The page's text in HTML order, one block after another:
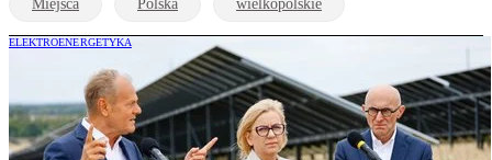
Miejsca Polska wielkopolskie
ELEKTROENERGETYKA
Donald Tusk odkrywa karty w sprawie
atomu. Dwie lokalizacje wciąż mają
szanse